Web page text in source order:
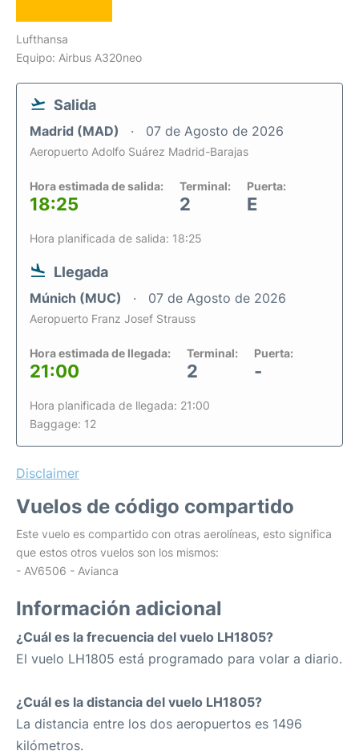
Lufthansa
Equipo: Airbus A320neo
Salida
Madrid (MAD) 07 de Agosto de 2026
Aeropuerto Adolfo Suárez Madrid-Barajas
Hora estimada de salida:
18:25
Terminal:
2
Puerta:
E
Hora planificada de salida: 18:25
Llegada
Múnich (MUC) 07 de Agosto de 2026
Aeropuerto Franz Josef Strauss
Hora estimada de llegada:
21:00
Terminal:
2
Puerta:
-
Hora planificada de llegada: 21:00
Baggage: 12
Disclaimer
Vuelos de código compartido
Este vuelo es compartido con otras aerolíneas, esto significa
que estos otros vuelos son los mismos:
- AV6506 - Avianca
Información adicional
¿Cuál es la frecuencia del vuelo LH1805?
El vuelo LH1805 está programado para volar a diario.
¿Cuál es la distancia del vuelo LH1805?
La distancia entre los dos aeropuertos es 1496
kilómetros.